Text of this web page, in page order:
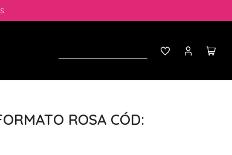
ROSA CÓD: